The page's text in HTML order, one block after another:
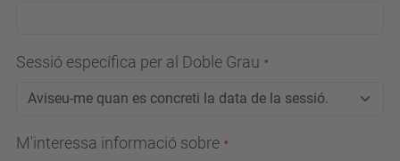
Sessió específica per al Doble Grau
M'interessa informació sobre